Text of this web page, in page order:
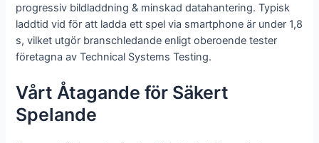
progressiv bildladdning & minskad datahantering. Typisk
laddtid vid för att ladda ett spel via smartphone är under 1,8
s, vilket utgör branschledande enligt oberoende tester
företagna av Technical Systems Testing.
Vårt Åtagande för Säkert
Spelande